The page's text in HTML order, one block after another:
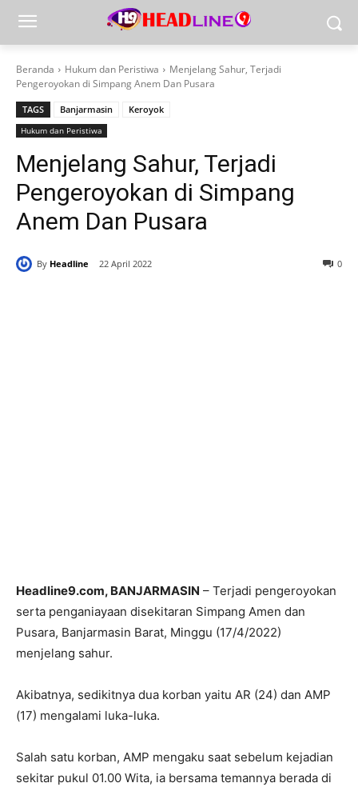
Beranda Hukum dan Peristiwa
Menjelang Sahur, Terjadi
Pengeroyokan di Simpang Anem Dan Pusara
TAGS Banjarmasin Keroyok
Hukum dan Peristiwa
Menjelang Sahur, Terjadi
Pengeroyokan di Simpang
Anem Dan Pusara
By Headline 22 April 2022 0
Headline9.com, BANJARMASIN – Terjadi pengeroyokan
serta penganiayaan disekitaran Simpang Amen dan
Pusara, Banjarmasin Barat, Minggu (17/4/2022)
menjelang sahur.
Akibatnya, sedikitnya dua korban yaitu AR (24) dan AMP
(17) mengalami luka-luka.
Salah satu korban, AMP mengaku saat sebelum kejadian
sekitar pukul 01.00 Wita, ia bersama temannya berada di